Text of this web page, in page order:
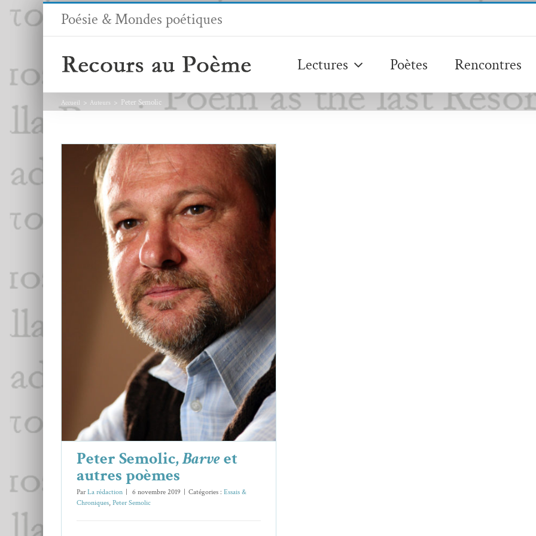
Passer
Poésie & Mondes poétiques
Lectures Poètes Rencontres
Accueil Auteurs Peter Semolic
Peter Semolic,Barveet autres
poèmes
Essais & Chroniques Peter Semolic
Peter Semolic,Barveet
autres poèmes
ParLa rédaction 6 novembre 2019 Catégories : Essais &
Chroniques, Peter Semolic